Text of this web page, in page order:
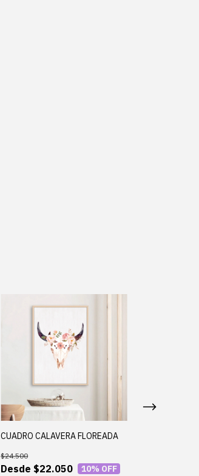
CUADRO CALAVERA FLOREADA
$22.050
$24.500
10% OFF